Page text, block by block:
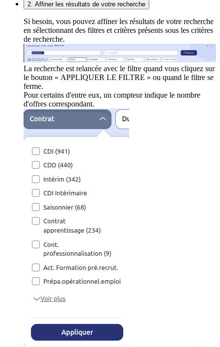
2. Affiner les résultats de votre recherche
Si besoin, vous pouvez affiner les résultats de votre recherche
en sélectionnant des filtres et critères présents sous les critères
de recherche.
La recherche est relancée avec le filtre quand vous cliquez sur
le bouton « APPLIQUER LE FILTRE » ou quand le filtre se
ferme.
Pour certains d'entre eux, un compteur indique le nombre
d'offres correspondant.